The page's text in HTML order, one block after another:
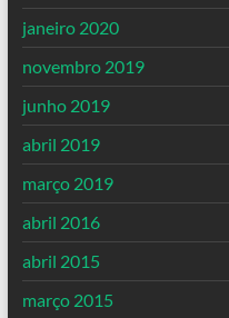
janeiro 2020
novembro 2019
junho 2019
abril 2019
março 2019
abril 2016
abril 2015
março 2015